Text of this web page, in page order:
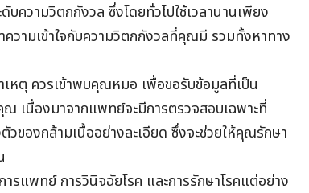
ความวิตกกังวล ซึ่งโดยทั่วไปใช้เวลานานเพียง
วามเข้าใจกับความวิตกกังวลที่คุณมี รวมทั้งหาทาง
หตุ ควรเข้าพบคุณหมอ เพื่อขอรับข้อมูลที่เป็น
ณ เนื่องมาจากแพทย์จะมีการตรวจสอบเฉพาะที่
ของกล้ามเนื้ออย่างละเอียด ซึ่งจะช่วยให้คุณรักษา
ารแพทย์ การวินิจฉัยโรค และการรักษาโรคแต่อย่าง